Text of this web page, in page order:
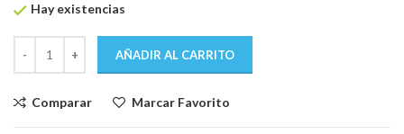
Hay existencias
AÑADIR AL CARRITO
Comparar Marcar Favorito